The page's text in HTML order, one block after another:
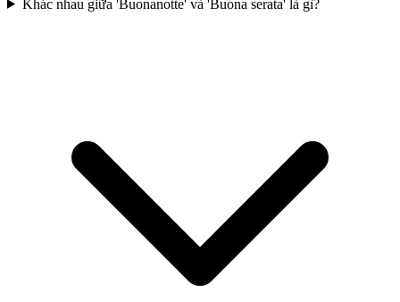
Khác nhau giữa 'Buonanotte' và 'Buona serata' là gì?